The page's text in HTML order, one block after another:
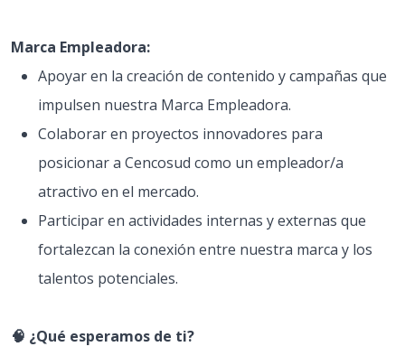
Marca Empleadora:
Apoyar en la creación de contenido y campañas que
impulsen nuestra Marca Empleadora.
Colaborar en proyectos innovadores para
posicionar a Cencosud como un empleador/a
atractivo en el mercado.
Participar en actividades internas y externas que
fortalezcan la conexión entre nuestra marca y los
talentos potenciales.
🧠 ¿Qué esperamos de ti?